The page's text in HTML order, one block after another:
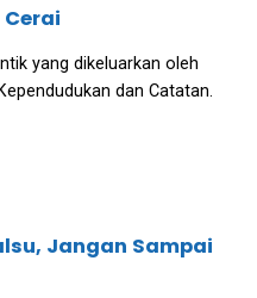
yang dikeluarkan oleh
dan Catatan.
Jangan Sampai